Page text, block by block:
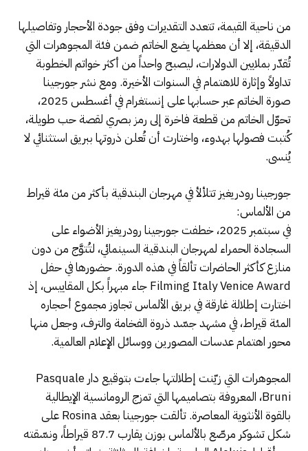
من ناحية القيمة، تتعدد التقديرات وفق جودة الأحجار وتفاصيلها
الدقيقة، إلا أن معظمها يضع الخاتم ضمن فئة المجوهرات التي
تُقدّر بملايين الدولارات، ليصبح واحداً من أكثر خواتم الخطوبة
تداولاً وإثارة للاهتمام في السنوات الأخيرة. ومع نشر جورجينا
صورة الخاتم عبر حسابها على إنستغرام في أغسطس 2025،
تحوّل الخاتم من قطعة فاخرة إلى رمز بصري لقصة حب طويلة،
كُتبت فصولها بهدوء، واختارت أن تُعلن ذروتها ببريق استثنائي لا
يُنسى.
جورجينا رودريغيز تتلألأ في مهرجان البندقية بأكثر من مئة قيراط
من الألماس:
في سبتمبر 2025، خطفت جورجينا رودريغيز الأضواء على
السجادة الحمراء لمهرجان البندقية السينمائي، لتُتوَّج من دون
منازع كأكثر الحاضرات تألقاً في هذه الدورة. حضورها في حفل
Filming Italy Venice Award جاء مبهراً بكل المقاييس، إذ
اختارت إطلالة غارقة في بريق الألماس تجاوز مجموع أحجاره
المئة قيراط، في مشهد جسّد ذروة الفخامة والترف، وجعل منها
محور اهتمام عدسات المصورين ووسائل الإعلام العالمية.
المجوهرات التي زيّنت إطلالتها جاءت بتوقيع دار Pasquale
Bruni، المعروفة بتصاميمها التي تمزج الرومانسية الإيطالية
بالقوة الأنثوية المعاصرة. تألقت جورجينا بعقد Rosina على
شكل تشوكر مرصّع بالألماس بوزن يقارب 87.7 قيراطاً، ونسّقته